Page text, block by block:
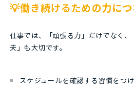
💡働き続けるための力に
仕事では、「頑張る力」だけでなく
夫」も大切です。
スケジュールを確認する習慣をつ